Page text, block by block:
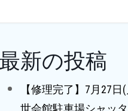
新の投稿
【修理完了】7月27日
世会館駐車場シャッ